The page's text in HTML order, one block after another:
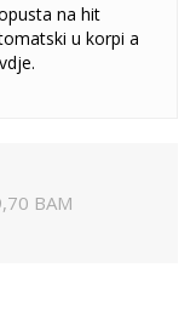
na hit
u korpi a
.
BAM